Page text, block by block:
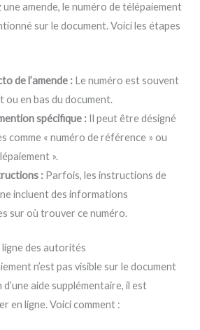
amende, le numéro de télépaiement
sur le document. Voici les étapes
de l’amende : Le numéro est souvent
ou en bas du document.
spécifique : Il peut être désigné
comme « numéro de référence » ou
».
: Parfois, les instructions de
incluent des informations
sur où trouver ce numéro.
ligne des autorités
n’est pas visible sur le document
aide supplémentaire, il est
en ligne. Voici comment :